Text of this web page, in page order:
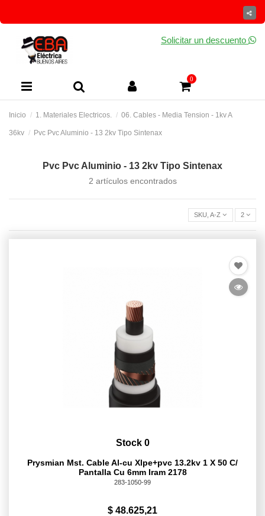
Solicitar un descuento
0
Inicio 1. Materiales Electricos. 06. Cables - Media Tension - 1kv A
36kv Pvc Pvc Aluminio - 13 2kv Tipo Sintenax
Pvc Pvc Aluminio - 13 2kv Tipo Sintenax
2 artículos encontrados
SKU,
Stock 0
Prysmian Mst. Cable Al-cu Xlpe+pvc 13.2kv 1 X 50 C/
Pantalla Cu 6mm Iram 2178
283-1050-99
$ 48.625,21